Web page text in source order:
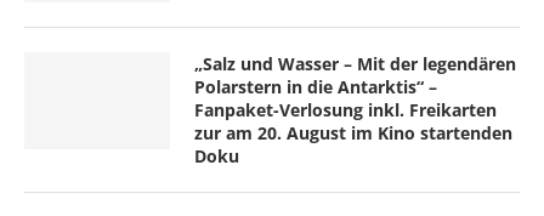
„Salz und Wasser – Mit der legendären
Polarstern in die Antarktis“ –
Fanpaket-Verlosung inkl. Freikarten
zur am 20. August im Kino startenden
Doku